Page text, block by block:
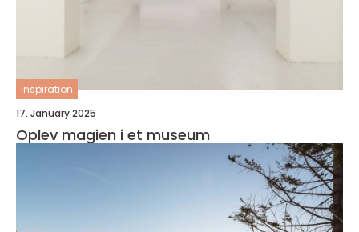
inspiration
17. January 2025
Oplev magien i et museum